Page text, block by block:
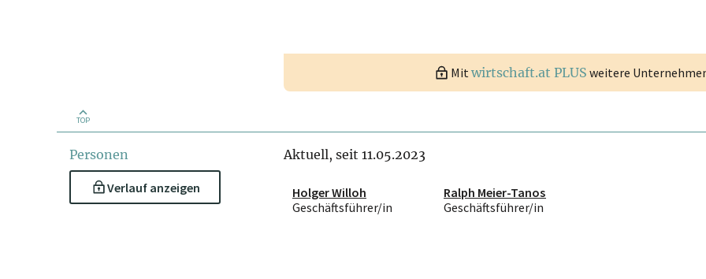
Mitwirtschaft.at PLUS weitere
TOP
Personen
Verlauf anzeigen
Aktuell, seit 11.05.2023
Holger Willoh
Geschäftsführer/in
Ralph Meier-Tanos
Geschäftsführer/in